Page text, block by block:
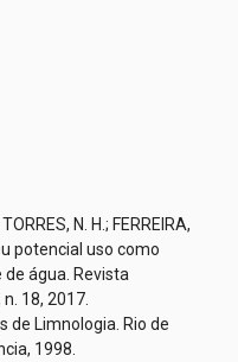
N. H.; FERREIRA,
potencial uso como
água. Revista
18, 2017.
de Limnologia. Rio de
1998.